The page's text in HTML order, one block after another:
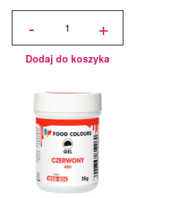
-
ilość Barwnik
FoodColours
20g - czarny +
Dodaj do koszyka